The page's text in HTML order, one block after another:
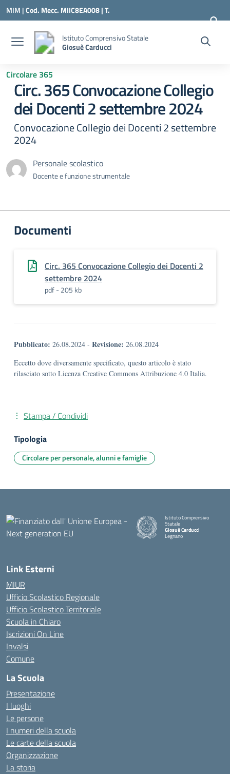
Vai ai contenuti
Vai al menu di navigazione
Vai al footer
MIM |Cod. Mecc. MIIC8EA008 | T.
0331547307 |
Istituto Comprensivo Statale
Giosuè Carducci
Circolare 365
Circ. 365 Convocazione Collegio
dei Docenti 2 settembre 2024
Convocazione Collegio dei Docenti 2 settembre
2024
Personale scolastico
Docente e funzione strumentale
Documenti
Circ. 365 Convocazione Collegio dei Docenti 2
settembre 2024
pdf - 205 kb
Pubblicato: 26.08.2024 - Revisione: 26.08.2024
Eccetto dove diversamente specificato, questo articolo è stato
rilasciato sotto Licenza Creative Commons Attribuzione 4.0 Italia.
Stampa / Condividi
Tipologia
Circolare per personale, alunni e famiglie
Istituto Comprensivo
Statale
Giosuè Carducci
Legnano
Link Esterni
MIUR
Ufficio Scolastico Regionale
Ufficio Scolastico Territoriale
Scuola in Chiaro
Iscrizioni On Line
Invalsi
Comune
La Scuola
Presentazione
I luoghi
Le persone
I numeri della scuola
Le carte della scuola
Organizzazione
La storia